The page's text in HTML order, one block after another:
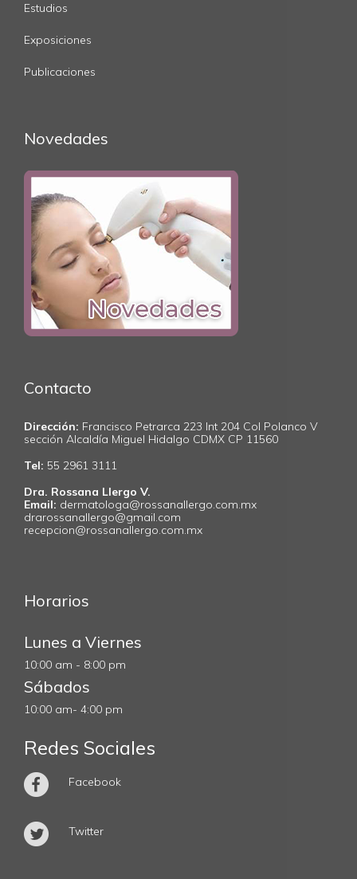
Estudios
Exposiciones
Publicaciones
Novedades
Contacto
Dirección: Francisco Petrarca 223 Int 204 Col Polanco V
sección Alcaldía Miguel Hidalgo CDMX CP 11560
Tel: 55 2961 3111
Dra. Rossana Llergo V.
Email: dermatologa@rossanallergo.com.mx
drarossanallergo@gmail.com
recepcion@rossanallergo.com.mx
Horarios
Lunes a Viernes
10:00 am - 8:00 pm
Sábados
10:00 am- 4:00 pm
Redes Sociales
Facebook
Twitter